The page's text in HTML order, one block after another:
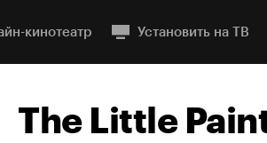
кинотеатр Установить на ТВ
The Little